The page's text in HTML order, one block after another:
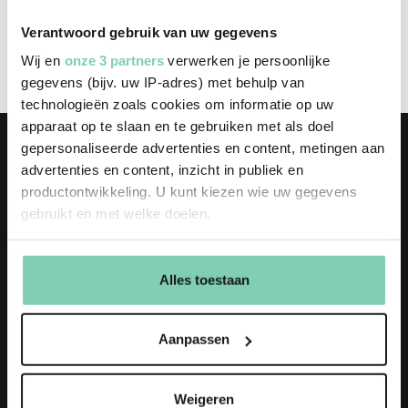
Verantwoord gebruik van uw gegevens
Wij en onze 3 partnersverwerken je persoonlijke
gegevens (bijv. uw IP-adres) met behulp van
technologieën zoals cookies om informatie op uw
apparaat op te slaan en te gebruiken met als doel
gepersonaliseerde advertenties en content, metingen aan
advertenties en content, inzicht in publiek en
productontwikkeling. U kunt kiezen wie uw gegevens
gebruikt en met welke doelen.
Als u het toestaat, willen we ook graag:
Informatie verzamelen over uw geografische
locatie, die tot een paar meter nauwkeurig kan zijn
scannen op specifieke eigenschappen (fingerprinting)
Lees meer over hoe uw persoonlijke gegevens worden
verwerkt en stel uw voorkeuren in het
Alles toestaan
Aanpassen
Weigeren
de nieuwsbrief of volg onze
Adverteren op Tieltr
Alle partners